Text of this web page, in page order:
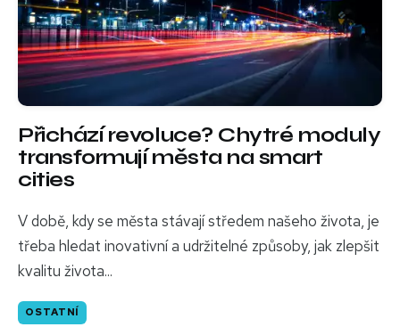
Přichází revoluce? Chytré moduly
transformují města na smart
cities
V době, kdy se města stávají středem našeho života, je
třeba hledat inovativní a udržitelné způsoby, jak zlepšit
kvalitu života...
OSTATNÍ